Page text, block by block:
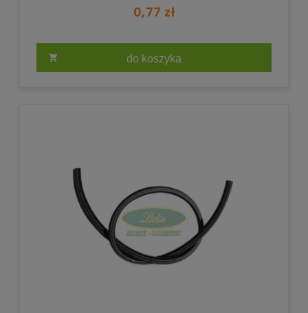
0,77 zł
do koszyka